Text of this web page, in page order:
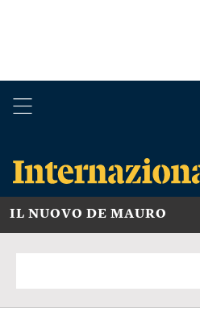
IL NUOVO DE MAURO